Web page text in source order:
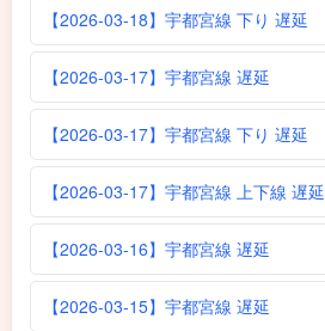
【2026-03-18】宇都宮線 下り 遅延
【2026-03-17】宇都宮線 遅延
【2026-03-17】宇都宮線 下り 遅延
【2026-03-17】宇都宮線 上下線 遅延
【2026-03-16】宇都宮線 遅延
【2026-03-15】宇都宮線 遅延